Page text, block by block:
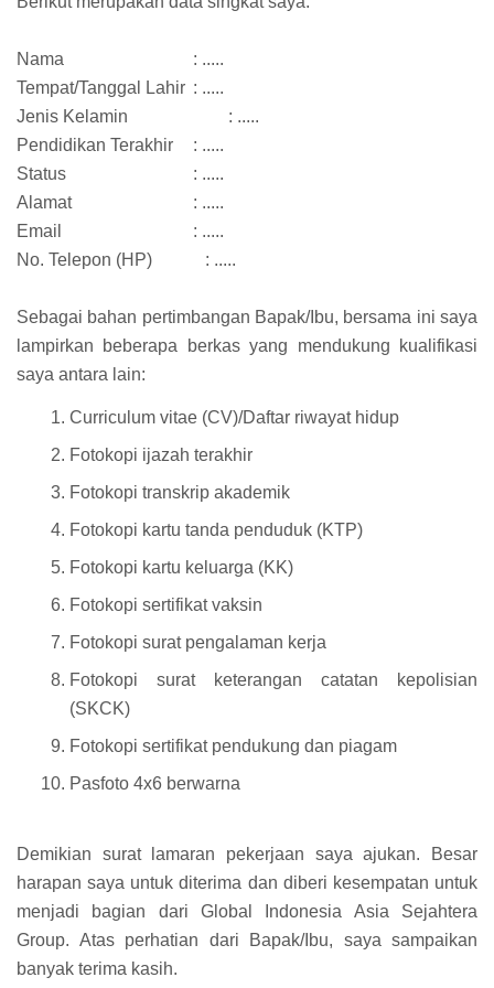
Nama
: .....
Tempat/Tanggal Lahir : .....
Jenis Kelamin
: .....
Pendidikan Terakhir
: .....
Status
: .....
Alamat
: .....
Email
: .....
No. Telepon (HP)
: .....
Sebagai bahan pertimbangan Bapak/Ibu, bersama ini saya
lampirkan beberapa berkas yang mendukung kualifikasi
saya antara lain:
Curriculum vitae (CV)/Daftar riwayat hidup
Fotokopi ijazah terakhir
Fotokopi transkrip akademik
Fotokopi kartu tanda penduduk (KTP)
Fotokopi kartu keluarga (KK)
Fotokopi sertifikat vaksin
Fotokopi surat pengalaman kerja
Fotokopi surat keterangan catatan kepolisian
(SKCK)
Fotokopi sertifikat pendukung dan piagam
Pasfoto 4x6 berwarna
Demikian surat lamaran pekerjaan saya ajukan. Besar
harapan saya untuk diterima dan diberi kesempatan untuk
menjadi bagian dari Global Indonesia Asia Sejahtera
Group. Atas perhatian dari Bapak/Ibu, saya sampaikan
banyak terima kasih.